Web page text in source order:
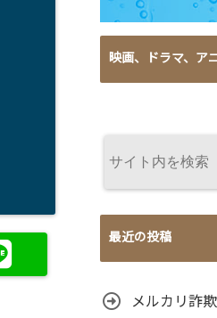
映画、ドラマ、ア
最近の投稿
メルカリ詐